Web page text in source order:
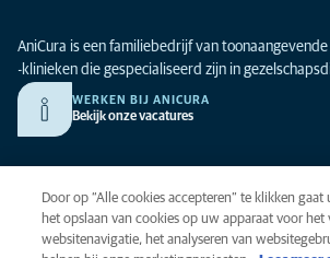
AniCura is een familiebedrijf van
-klinieken die gespecialiseerd zijn in
WERKEN BIJ ANICURA
Bekijk onze vacatures
Privacy
Algemene voorwaarden
Cookies
Door op “Alle cookies accepteren” te klikken
het opslaan van cookies op uw apparaat voor het
websitenavigatie, het analyseren van